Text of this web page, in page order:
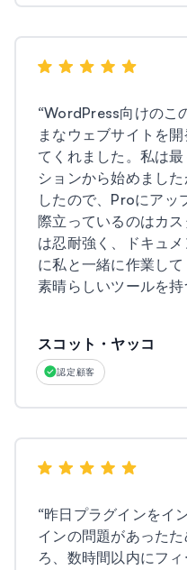
“WordPress向けのこ
まなウェブサイトを
てくれました。私は
ションから始めまし
したので、Proにアッ
際立っているのはカ
は忍耐強く、ドキュ
に私と一緒に作業して
素晴らしいツールを持
スコット・ヤッコ
認定顧客
“昨日プラグインをイ
インの問題があった
ろ、数時間以内にフ